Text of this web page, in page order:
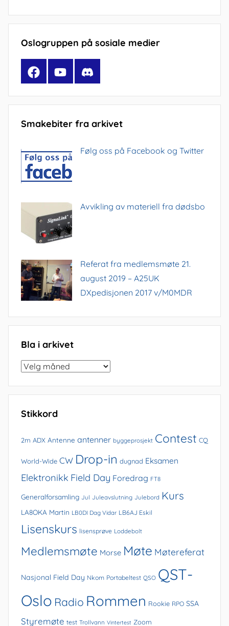
Oslogruppen på sosiale medier
FacebookYouTubeDiscord
Smakebiter fra arkivet
Følg oss på Facebook og Twitter
Avvikling av materiell fra dødsbo
Referat fra medlemsmøte 21.
august 2019 – A25UK
DXpedisjonen 2017 v/M0MDR
Bla i arkivet
Bla
arkivet
Stikkord
2m ADX Antenne antenner byggeprosjekt Contest CQ
World-Wide CW Drop-in dugnad Eksamen
Elektronikk Field Day Foredrag FT8
Generalforsamling Jul Juleavslutning Julebord Kurs
LA8OKA Martin LB0DI Dag Vidar LB6AJ Eskil
Lisenskurs lisensprøve Loddebolt
Medlemsmøte Morse Møte Møtereferat
Nasjonal Field Day Nkom Portabeltest QSO QST-
Oslo Radio Rommen Rookie RPO SSA
Styremøte test Trollvann Vintertest Zoom